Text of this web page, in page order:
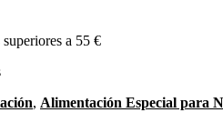
a 55 €
, Alimentación Especial para